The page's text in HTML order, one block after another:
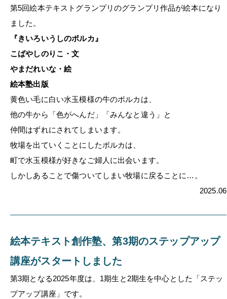
第5回絵本テキストグランプリのグランプリ作品が絵本になり
ました。
『きいろいうしのポルカ』
こばやしのりこ・文
やまだれいな・絵
絵本塾出版
黄色い毛に白い水玉模様の牛のポルカは、
他の牛から「色がへんだ」「みんなと違う」と
仲間はずれにされてしまいます。
牧場を出ていくことにしたポルカは、
町で水玉模様が好きなご婦人に出会います。
しかしあることで傷ついてしまい牧場に戻ることに…。
2025.06
絵本テキスト創作塾、第3期のステップアップ
講座がスタートしました
第3期となる2025年度は、1期生と2期生を中心とした「ステッ
プアップ講座」です。